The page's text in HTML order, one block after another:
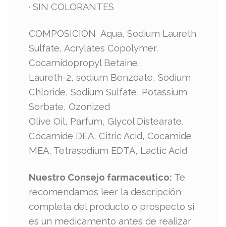
· SIN COLORANTES
COMPOSICIÓN Aqua, Sodium Laureth
Sulfate, Acrylates Copolymer,
Cocamidopropyl Betaine,
Laureth-2, sodium Benzoate, Sodium
Chloride, Sodium Sulfate, Potassium
Sorbate, Ozonized
Olive Oil, Parfum, Glycol Distearate,
Cocamide DEA, Citric Acid, Cocamide
MEA, Tetrasodium EDTA, Lactic Acid
Nuestro Consejo farmaceutico: Te
recomendamos leer la descripción
completa del producto o prospecto si
es un medicamento antes de realizar